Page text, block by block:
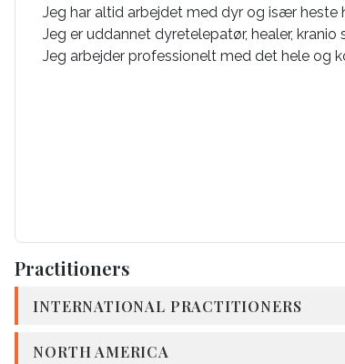
Jeg har altid arbejdet med dyr og især heste
Jeg er uddannet dyretelepatør, healer,
Jeg arbejder professionelt med det hele og
Practitioners
INTERNATIONAL PRACTITIONERS
NORTH AMERICA